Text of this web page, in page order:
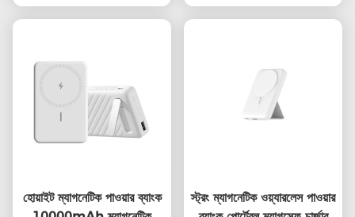
হোয়াইট ম্যাগনেটিক পাওয়ার ব্যাংক
স্ট্রং ম্যাগনেটিক ওয়্যারলেস পাওয়ার